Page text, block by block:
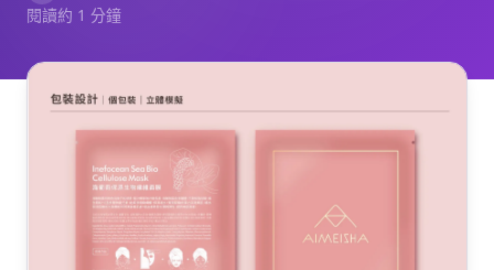
閱讀約 1 分鐘